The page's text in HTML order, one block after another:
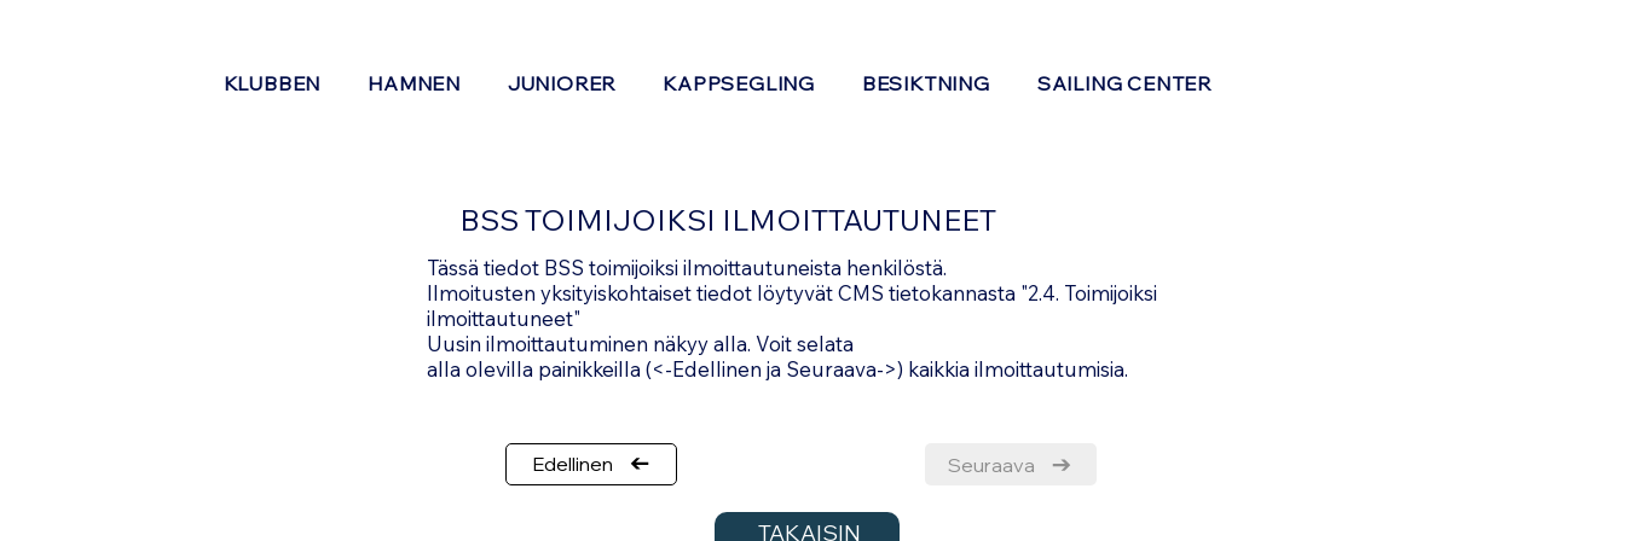
KLUBBEN HAMNEN JUNIORER KAPPSEGLING BESIKTNING SAILING CENTER
BSS TOIMIJOIKSI ILMOITTAUTUNEET
Tässä tiedot BSS toimijoiksi ilmoittautuneista henkilöstä.
Ilmoitusten yksityiskohtaiset tiedot löytyvät CMS tietokannasta "2.4. Toimijoiksi
ilmoittautuneet"
Uusin ilmoittautuminen näkyy alla. Voit selata
alla olevilla painikkeilla (<-Edellinen ja Seuraava->) kaikkia ilmoittautumisia.
Seuraava
Edellinen
TAKAISIN